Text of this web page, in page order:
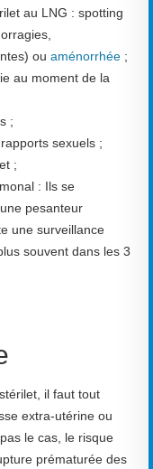
au LNG : spotting
ou aménorrhée ;
au moment de la
;
sexuels ;
;
: Ils se
pesanteur
une surveillance
souvent dans les 3
il faut tout
extra-utérine ou
le cas, le risque
prématurée des